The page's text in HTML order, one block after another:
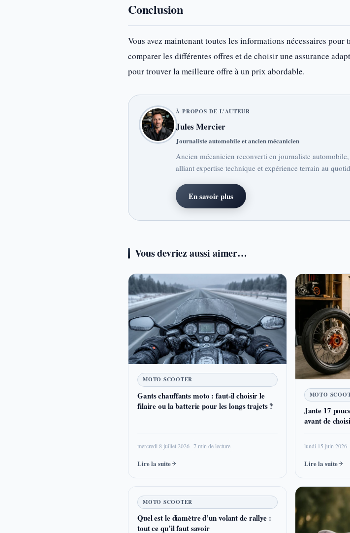
Conclusion
Vous avez maintenant toutes les informations nécessaires
comparer les différentes offres et de choisir une assurance
pour trouver la meilleure offre à un prix abordable.
À PROPOS DE L'AUTEUR
Jules Mercier
Journaliste automobile et ancien mécanicien
Ancien mécanicien reconverti en journaliste
alliant expertise technique et expérience terrain au
En savoir plus
Vous devriez aussi aimer…
MOTO SCOOTER
Gants chauffants moto : faut-il choisir le
filaire ou la batterie pour les longs trajets ?
mercredi 8 juillet 2026 7 min de lecture
Lire la suite
MOTO
Jante 17
avant de
lundi 15 juin 2026
Lire la suite
MOTO SCOOTER
Quel est le diamètre d’un volant de rallye :
tout ce qu’il faut savoir